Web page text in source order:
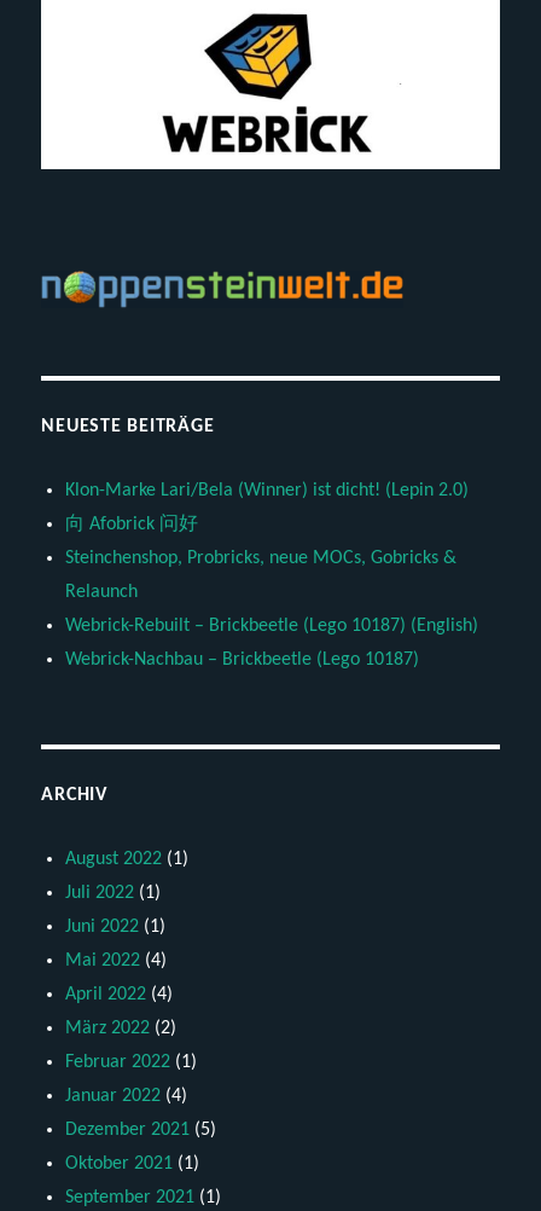
NEUESTE BEITRÄGE
Klon-Marke Lari/Bela (Winner) ist dicht! (Lepin 2.0)
向 Afobrick 问好
Steinchenshop, Probricks, neue MOCs, Gobricks &
Relaunch
Webrick-Rebuilt – Brickbeetle (Lego 10187) (English)
Webrick-Nachbau – Brickbeetle (Lego 10187)
ARCHIV
August 2022 (1)
Juli 2022 (1)
Juni 2022 (1)
Mai 2022 (4)
April 2022 (4)
März 2022 (2)
Februar 2022 (1)
Januar 2022 (4)
Dezember 2021 (5)
Oktober 2021 (1)
September 2021 (1)